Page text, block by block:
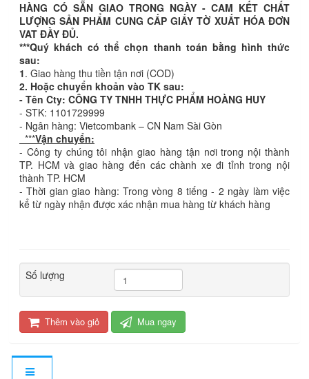
HÀNG CÓ SẴN GIAO TRONG NGÀY - CAM KẾT CHẤT
LƯỢNG SẢN PHẨM CUNG CẤP GIẤY TỜ XUẤT HÓA ĐƠN
VAT ĐẦY ĐỦ.
***Quý khách có thể chọn thanh toán bằng hình thức
sau:
1. Giao hàng thu tiền tận nơi (COD)
2. Hoặc chuyển khoản vào TK sau:
- Tên Cty: CÔNG TY TNHH THỰC PHẨM HOÀNG HUY
- STK: 1101729999
- Ngân hàng: Vietcombank – CN Nam Sài Gòn
***Vận chuyển:
- Công ty chúng tôi nhận giao hàng tận nơi trong nội thành
TP. HCM và giao hàng đến các chành xe đi tỉnh trong nội
thành TP. HCM
- Thời gian giao hàng: Trong vòng 8 tiếng - 2 ngày làm việc
kể từ ngày nhận được xác nhận mua hàng từ khách hàng
Số lượng
Thêm vào giỏ Mua ngay